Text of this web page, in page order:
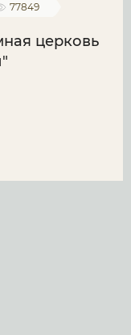
77849
церковь